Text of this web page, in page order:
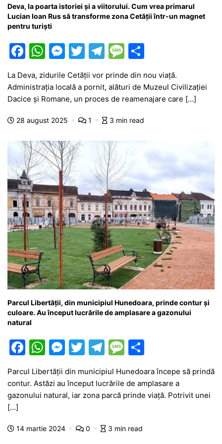
Deva, la poarta istoriei și a viitorului. Cum vrea primarul
Lucian Ioan Rus să transforme zona Cetății într-un magnet
pentru turiști
F
c
e
b
o
o
k
W
at
s
A
p
M
s
s
e
g
er
T
itt
er
T
e
gr
a
m
M
s
s
a
g
e
ta
je
La Deva, zidurile Cetății vor prinde din nou viață.
Administrația locală a pornit, alături de Muzeul Civilizației
Dacice și Romane, un proces de reamenajare care […]
28 august 2025 1 3 min read
Parcul Libertății, din municipiul Hunedoara, prinde contur și
culoare. Au început lucrările de amplasare a gazonului
natural
F
c
e
o
W
at
s
p
M
s
s
n
T
itt
er
T
e
gr
m
M
s
s
g
ta
je
Parcul Libertății din municipiul Hunedoara începe să prindă
contur. Astăzi au început lucrările de amplasare a
gazonului natural, iar zona parcă prinde viață. Potrivit unei
[…]
14 martie 2024 0 3 min read